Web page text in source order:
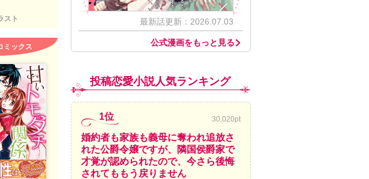
スト
ミックス
最新話更新：2026.07.03
公式漫画をもっと見る
投稿恋愛小説人気ランキング
1位 30,020pt
婚約者も家族も義母に奪われ追放さ
れた公爵令嬢ですが、隣国侯爵家で
才覚が認められたので、今さら後悔
されてももう戻りません